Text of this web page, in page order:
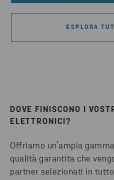
ESPLORA
DOVE FINISCONO I
ELETTRONICI?
Offriamo un'ampia
qualità garantita che
partner selezionati in